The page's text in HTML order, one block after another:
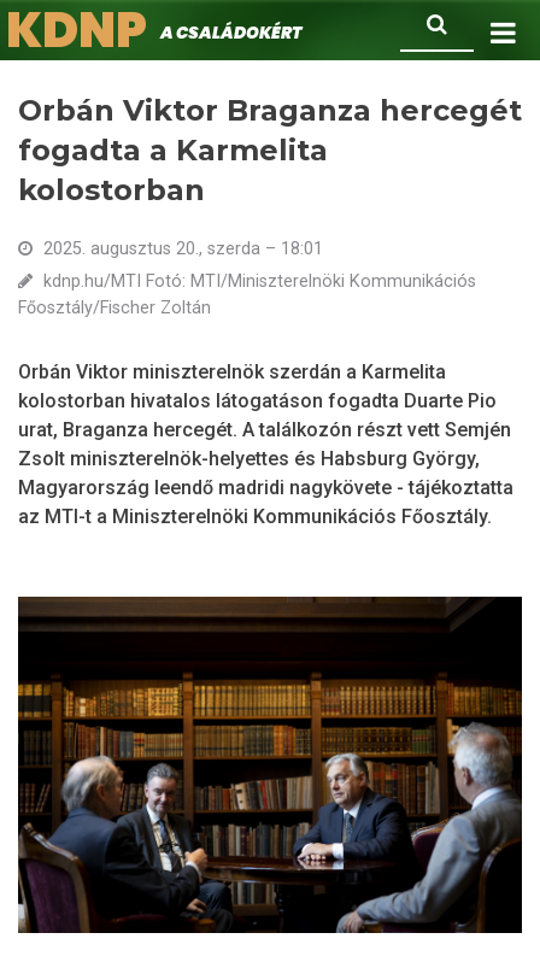
Ugrás
a
Keresés
KDNPA családokért.
Orbán Viktor Braganza hercegét
fogadta a Karmelita
kolostorban
2025. augusztus 20., szerda – 18:01
kdnp.hu/MTI Fotó: MTI/Miniszterelnöki Kommunikációs
Főosztály/Fischer Zoltán
Orbán Viktor miniszterelnök szerdán a Karmelita
kolostorban hivatalos látogatáson fogadta Duarte Pio
urat, Braganza hercegét. A találkozón részt vett Semjén
Zsolt miniszterelnök-helyettes és Habsburg György,
Magyarország leendő madridi nagykövete - tájékoztatta
az MTI-t a Miniszterelnöki Kommunikációs Főosztály.